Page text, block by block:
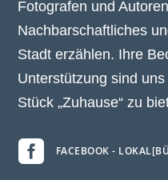
Fotografen und
Nachbarschaftliches
Stadt erzählen. Ihre
Unterstützung sind
Stück „Zuhause“ zu
 FACEBOOK -